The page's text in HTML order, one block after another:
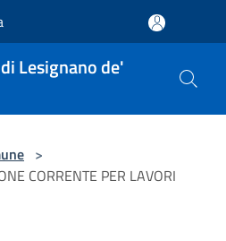
Lesignano de'
>
CORRENTE PER LAVORI